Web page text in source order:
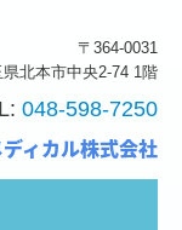
〒364-0031
県北本市中央2-74 1階
048-598-7250
ィカル株式会社